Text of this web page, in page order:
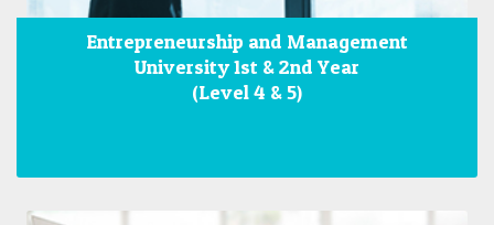
Entrepreneurship and Management
University 1st & 2nd Year
(Level 4 & 5)